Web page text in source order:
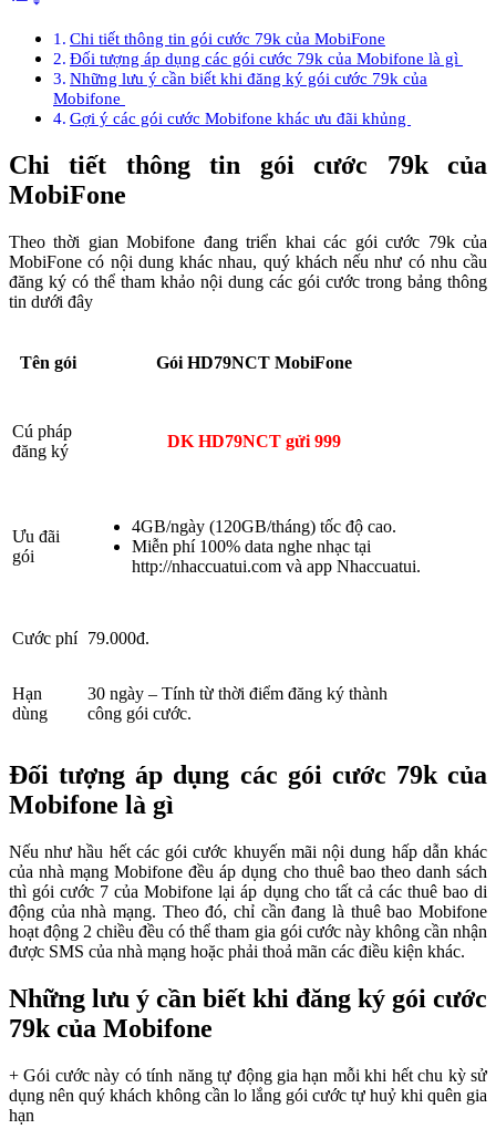
Chi tiết thông tin gói cước 79k của MobiFone
Đối tượng áp dụng các gói cước 79k của Mobifone là gì
Những lưu ý cần biết khi đăng ký gói cước 79k của
Mobifone
Gợi ý các gói cước Mobifone khác ưu đãi khủng
Chi tiết thông tin gói cước 79k của
MobiFone
Theo thời gian Mobifone đang triển khai các gói cước 79k của
MobiFone có nội dung khác nhau, quý khách nếu như có nhu cầu
đăng ký có thể tham khảo nội dung các gói cước trong bảng thông
tin dưới đây
Tên gói Gói HD79NCT MobiFone
Cú pháp
đăng ký
DK HD79NCT gửi 999
Ưu đãi
gói
4GB/ngày (120GB/tháng) tốc độ cao.
Miễn phí 100% data nghe nhạc tại
http://nhaccuatui.com và app Nhaccuatui.
Cước phí 79.000đ.
Hạn
dùng
30 ngày – Tính từ thời điểm đăng ký thành
công gói cước.
Đối tượng áp dụng các gói cước 79k của
Mobifone là gì
Nếu như hầu hết các gói cước khuyến mãi nội dung hấp dẫn khác
của nhà mạng Mobifone đều áp dụng cho thuê bao theo danh sách
thì gói cước 7 của Mobifone lại áp dụng cho tất cả các thuê bao di
động của nhà mạng. Theo đó, chỉ cần đang là thuê bao Mobifone
hoạt động 2 chiều đều có thể tham gia gói cước này không cần nhận
được SMS của nhà mạng hoặc phải thoả mãn các điều kiện khác.
Những lưu ý cần biết khi đăng ký gói cước
79k của Mobifone
+ Gói cước này có tính năng tự động gia hạn mỗi khi hết chu kỳ sử
dụng nên quý khách không cần lo lắng gói cước tự huỷ khi quên gia
hạn